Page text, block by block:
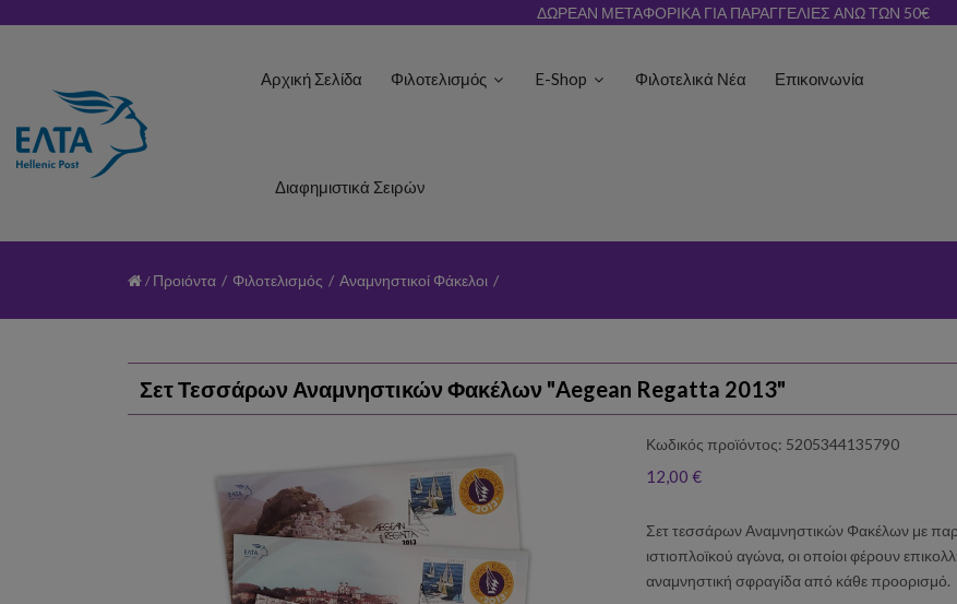
ΔΩΡΕΑΝ ΜΕΤΑΦΟΡΙΚΑ ΓΙΑ ΠΑΡΑΓΓΕΛΙΕΣ ΑΝΩ ΤΩΝ 50€
Αρχική Σελίδα Φιλοτελισμός E-Shop Φιλοτελικά Νέα Επικοινωνία
Διαφημιστικά Σειρών
Προιόντα / Φιλοτελισμός / Αναμνηστικοί Φάκελοι /
Σετ Τεσσάρων Αναμνηστικών Φακέλων "Aegean Regatta 2013"
Κωδικός προϊόντος: 5205344135790
12,00 €
Σετ τεσσάρων Αναμνηστικών Φακέλων με
ιστιοπλοϊκού αγώνα, οι οποίοι φέρουν
αναμνηστική σφραγίδα από κάθε προορισμό.